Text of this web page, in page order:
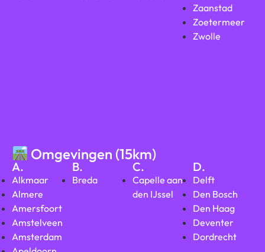
Zaanstad
Zoetermeer
Zwolle
Omgevingen (15km)
A.
Alkmaar
Almere
Amersfoort
Amstelveen
Amsterdam
B.
Breda
C.
Capelle aan
den IJssel
D.
Delft
Den Bosch
Den Haag
Deventer
Dordrecht